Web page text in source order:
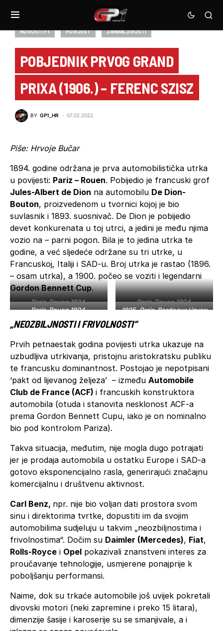
NOVOSTI F1 POVIJEST ZANIMLJIVOSTI
POBJEDNIK PRVOG GRAND
PRIXA (1906.) – FERENC SZISZ
BY GP1_HR 07.02.2022.
Piše: Hrvoje Bučar
1894. godine održana je prva automobilistička utrka
u povijesti: Pariz – Rouen. Pobijedio je francuski grof
Jules-Albert de Dion na automobilu De Dion-
Bouton, proizvedenom u tvornici kojoj je bio
suvlasnik i 1893. suosnivač. De Dion je pobijedio
devet konkurenata u toj utrci, a jedini je među njima
vozio na – parni pogon. Bila je to jedina utrka te
godine, a već sljedeće održane su tri utrke, u
Francuskoj, Italiji i SAD-u. Broj utrka je rastao (1896.
– osam utrka), a 1900. počeo se voziti i legendarni
Gordon Bennett Cup.
Pariz-Rouen 1894.
(izvor miro.medium.com)
Pariz-Rouen 1894.
(izvor medium.com)
Paris-Rouen 1894.
(izvor miro.medium.com)
1895. Paris-Bordeaux(izvor:
upload.wikimedia.org)
„NEOZBILJNOSTI I FRIVOLNOSTI“
Prvih petnaestak godina povijesti utrka ukazuje na
uzbudljiva utrkivanja, pristojnu aristokratsku publiku
te francusku dominantnost. Postojao je nepotpisani
‘pakt od lijevanog željeza’ – između Automobile
Club de France (ACF) i francuskih konstruktora
automobila (otuda i stanovita nesklonost ACF-a
prema Gordon Bennett Cupu, iako je on nominalno
bio pod kontrolom Pariza).
Takva situacija, međutim, nije mogla dugo potrajati
jer je prodaja automobila u ostatku Europe i SAD-a
gotovo eksponencijalno rasla, generirajući značajnu
komercijalnu i društvenu aktivnost.
Carl Benz, npr. nije bio voljan dati prostora svom
sinu i direktorima tvrtke, dopustiti im da svojim
automobilima sudjeluju u takvim „neozbiljnostima i
frivolnostima“. Dočim su Daimler (Mercedes), Fiat,
Rolls-Royce i Opel pokazivali znanstveni interes za
proučavanje tehnologije, usmjerene ponajprije k
poboljšanju performansi.
Naime, dok su trkaće automobile još uvijek pokretali
divovski motori (neki zapremine i preko 15 litara),
dimenzije šasije i karoserije su se smanjivale, a i